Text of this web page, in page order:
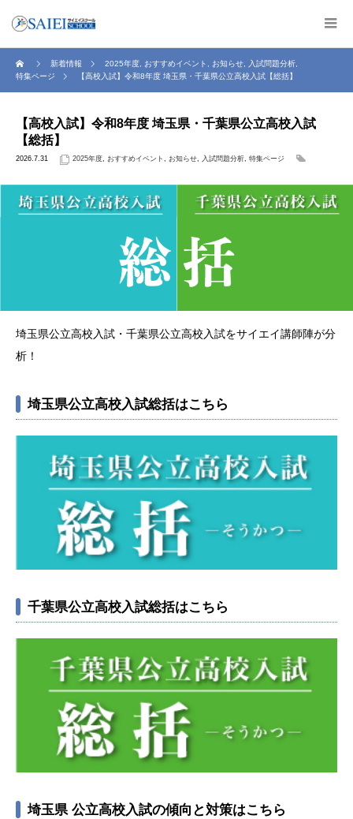
新着情報 2025年度 おすすめイベント お知らせ 入試問題分析
特集ページ
【高校入試】令和8年度 埼玉県・千葉県公立高校入試【総括】
【高校入試】令和8年度 埼玉県・千葉県公立高校入試
【総括】
2026.7.31 2025年度, おすすめイベント , お知らせ, 入試問題分析, 特集ページ
埼玉県公立高校入試・千葉県公立高校入試をサイエイ講師陣が分
析！
埼玉県公立高校入試総括はこちら
千葉県公立高校入試総括はこちら
埼玉県 公立高校入試の傾向と対策はこちら